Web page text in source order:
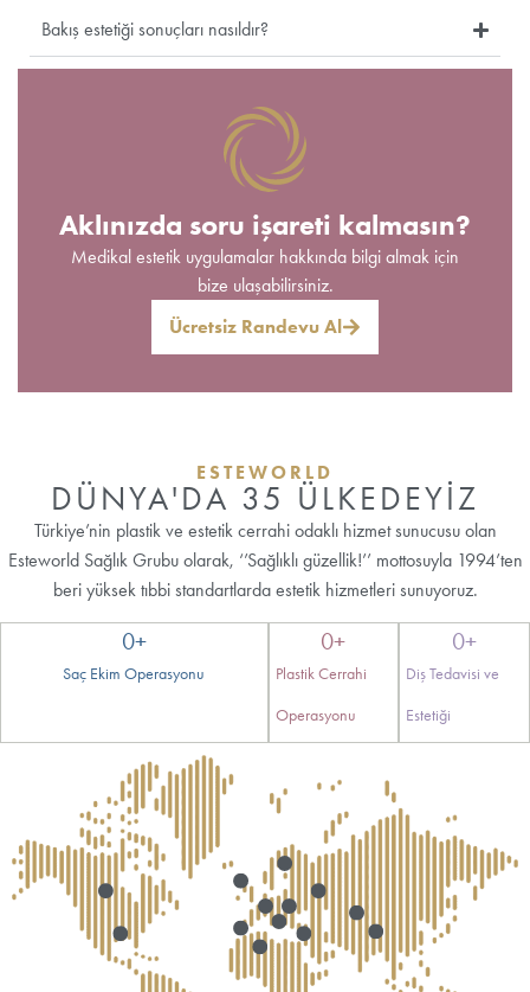
Aklınızda soru işareti kalmasın?
Medikal estetik uygulamalar hakkında bilgi almak için
bize ulaşabilirsiniz.
Ücretsiz Randevu Al
Bakış estetiği sonuçları nasıldır?
ESTEWORLD
DÜNYA'DA 35 ÜLKEDEYİZ
Türkiye’nin plastik ve estetik cerrahi odaklı hizmet sunucusu olan
Esteworld Sağlık Grubu olarak, ‘’Sağlıklı güzellik!’’ mottosuyla 1994’ten
beri yüksek tıbbi standartlarda estetik hizmetleri sunuyoruz.
Saç Ekim Operasyonu
0+
Plastik Cerrahi
Operasyonu
0+
Diş Tedavisi ve
Estetiği
0+